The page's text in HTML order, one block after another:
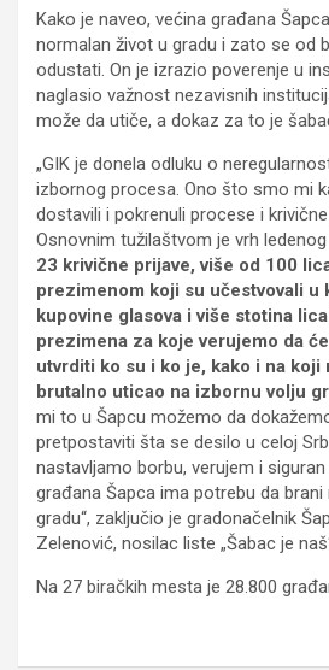
Kako je naveo, većina građana
normalan život u gradu i zato se od
odustati. On je izrazio poverenje u
naglasio važnost nezavisnih
može da utiče, a dokaz za to je
„GIK je donela odluku o
izbornog procesa. Ono što smo mi
dostavili i pokrenuli procese i
Osnovnim tužilaštvom je vrh
23 krivične prijave, više od 100
prezimenom koji su učestvovali u
kupovine glasova i više stotina
prezimena za koje verujemo da
utvrditi ko su i ko je, kako i na koji
brutalno uticao na izbornu volju
mi to u Šapcu možemo da
pretpostaviti šta se desilo u celoj
nastavljamo borbu, verujem i
građana Šapca ima potrebu da
gradu“, zaključio je gradonačelnik
Zelenović, nosilac liste „Šabac je
Na 27 biračkih mesta je 28.800